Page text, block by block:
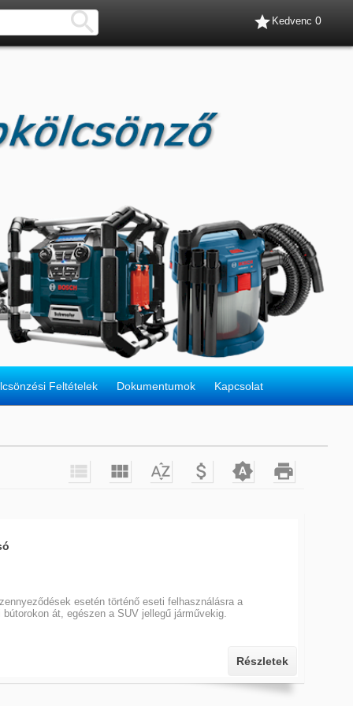
Feltételek Dokumentumok Kapcsolat
  Kedvenc 0
     
esetén történő eseti felhasználásra a
át, egészen a SUV jellegű járművekig.
Részletek